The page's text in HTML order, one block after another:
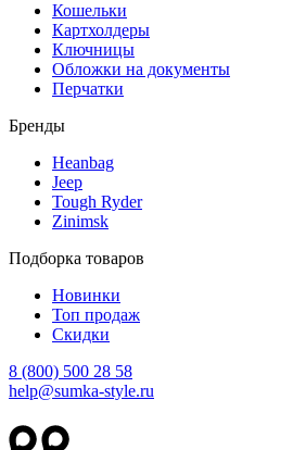
Кошельки
Картхолдеры
Ключницы
Обложки на документы
Перчатки
Бренды
Heanbag
Jeep
Tough Ryder
Zinimsk
Подборка товаров
Новинки
Топ продаж
Скидки
8 (800) 500 28 58
help@sumka-style.ru